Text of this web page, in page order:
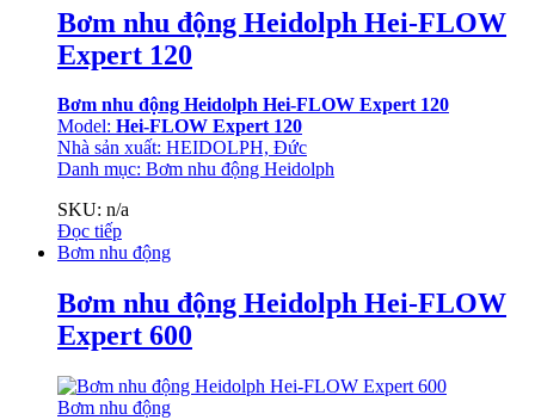
Bơm nhu động Heidolph Hei-FLOW
Expert 120
Bơm nhu động Heidolph Hei-FLOW Expert 120
Model: Hei-FLOW Expert 120
Nhà sản xuất: HEIDOLPH, Đức
Danh mục: Bơm nhu động Heidolph
SKU: n/a
Đọc tiếp
Bơm nhu động
Bơm nhu động Heidolph Hei-FLOW
Expert 600
Bơm nhu động